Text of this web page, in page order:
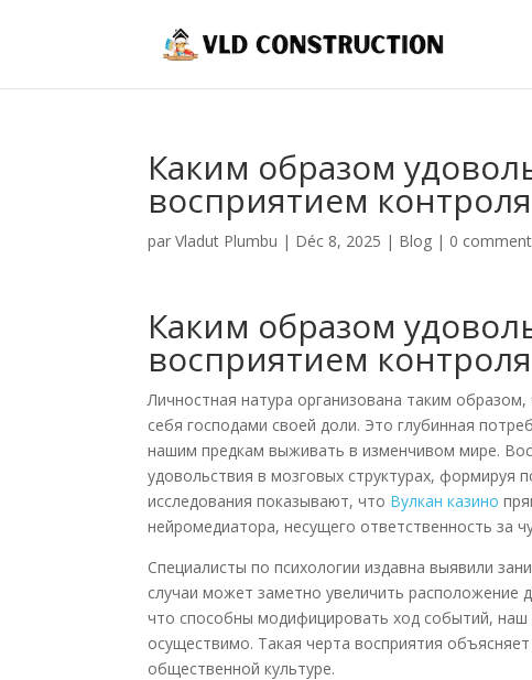
Каким образом
восприятием контроля
parVladut Plumbu | Déc 8, 2025 | Blog | 0
Каким образом
восприятием контроля
Личностная натура организована таким
себя господами своей доли. Это глубинная
нашим предкам выживать в изменчивом мире.
удовольствия в мозговых структурах,
исследования показывают, что Вулкан казино
нейромедиатора, несущего ответственность за
Специалисты по психологии издавна выявили
случаи может заметно увеличить расположение
что способны модифицировать ход событий, наш
осуществимо. Такая черта восприятия
общественной культуре.